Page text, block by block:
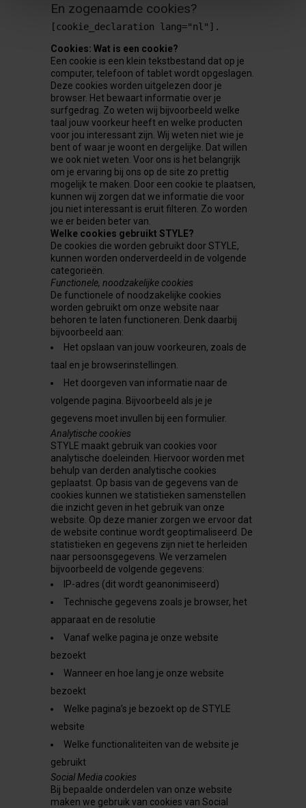
En zogenaamde cookies?
[cookie_declaration lang="nl"].
Cookies: Wat is een cookie?
Een cookie is een klein tekstbestand dat op je
computer, telefoon of tablet wordt opgeslagen.
Deze cookies worden uitgelezen door je
browser. Het bewaart informatie over je
surfgedrag. Zo weten wij bijvoorbeeld welke
taal jouw voorkeur heeft en welke producten
voor jou interessant zijn. Wij weten niet wie je
bent of waar je woont en dergelijke. Dat willen
we ook niet weten. Voor ons is het belangrijk
om je ervaring bij ons op de site zo prettig
mogelijk te maken. Door een cookie te plaatsen,
kunnen wij zorgen dat we informatie die voor
jou niet interessant is eruit filteren. Zo worden
we er beiden beter van.
Welke cookies gebruikt STYLE?
De cookies die worden gebruikt door STYLE,
kunnen worden onderverdeeld in de volgende
categorieën.
Functionele, noodzakelijke cookies
De functionele of noodzakelijke cookies
worden gebruikt om onze website naar
behoren te laten functioneren. Denk daarbij
bijvoorbeeld aan:
Het opslaan van jouw voorkeuren, zoals de
taal en je browserinstellingen.
Het doorgeven van informatie naar de
volgende pagina. Bijvoorbeeld als je je
gegevens moet invullen bij een formulier.
Analytische cookies
STYLE maakt gebruik van cookies voor
analytische doeleinden. Hiervoor worden met
behulp van derden analytische cookies
geplaatst. Op basis van de gegevens van de
cookies kunnen we statistieken samenstellen
die inzicht geven in het gebruik van onze
website. Op deze manier zorgen we ervoor dat
de website continue wordt geoptimaliseerd. De
statistieken en gegevens zijn niet te herleiden
naar persoonsgegevens. We verzamelen
bijvoorbeeld de volgende gegevens:
IP-adres (dit wordt geanonimiseerd)
Technische gegevens zoals je browser, het
apparaat en de resolutie
Vanaf welke pagina je onze website
bezoekt
Wanneer en hoe lang je onze website
bezoekt
Welke pagina’s je bezoekt op de STYLE
website
Welke functionaliteiten van de website je
gebruikt
Social Media cookies
Bij bepaalde onderdelen van onze website
maken we gebruik van cookies van Social